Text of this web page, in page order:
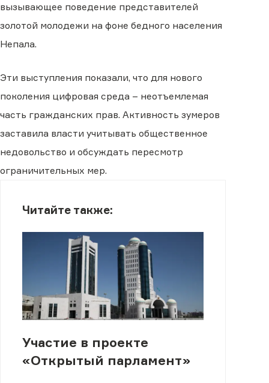
вызывающее поведение представителей
золотой молодежи на фоне бедного населения
Непала.
Эти выступления показали, что для нового
поколения цифровая среда – неотъемлемая
часть гражданских прав. Активность зумеров
заставила власти учитывать общественное
недовольство и обсуждать пересмотр
ограничительных мер.
Читайте также:
Участие в проекте
«Открытый парламент»